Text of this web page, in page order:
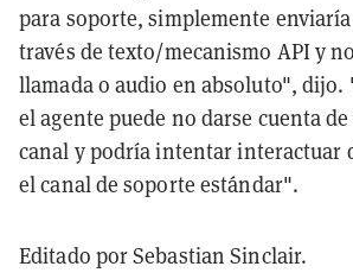
para soporte, simplemente
través de texto/mecanismo API y
llamada o audio en absoluto", dijo.
el agente puede no darse cuenta
canal y podría intentar interactuar
el canal de soporte estándar".
Editado por Sebastian Sinclair.